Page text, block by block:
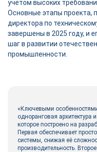
учётом высоких
Основные этапы проекта,
директора по
завершены в 2025 году, и
шаг в развитии
промышленности.
«Ключевыми
одноранговая архитектура
которое построено на
Первая обеспечивает
системы, снижая её
производительность.